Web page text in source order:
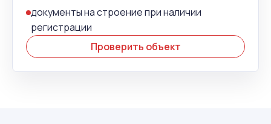
документы на строение при наличии
регистрации
Проверить объект